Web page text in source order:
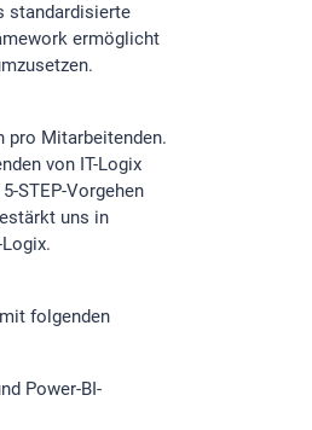
standardisierte
ermöglicht
pro Mitarbeitenden.
von IT-Logix
STEP-Vorgehen
uns in
folgenden
Power-BI-